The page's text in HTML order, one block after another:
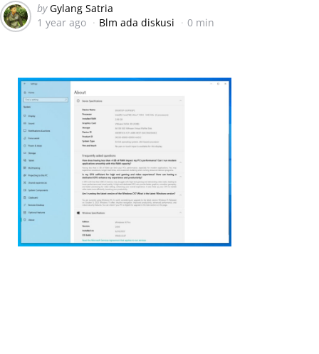
Posted
by
by Gylang Satria
1 year ago
Blm ada diskusi 0 min